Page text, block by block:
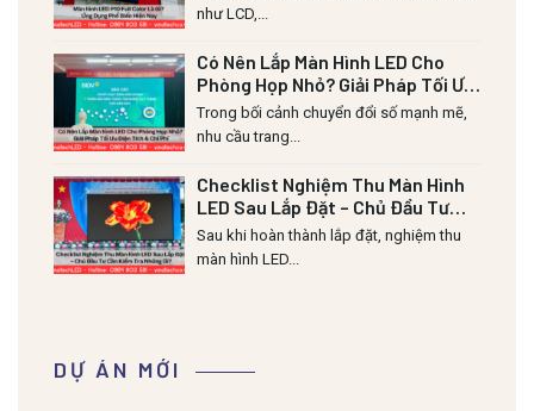
như LCD,...
Có Nên Lắp Màn Hình LED Cho
Phòng Họp Nhỏ? Giải Pháp Tối Ưu
Diện Tích & Chi Phí
Trong bối cảnh chuyển đổi số mạnh mẽ,
nhu cầu trang...
Checklist Nghiệm Thu Màn Hình
LED Sau Lắp Đặt – Chủ Đầu Tư
Cần Kiểm Tra Những Gì?
Sau khi hoàn thành lắp đặt, nghiệm thu
màn hình LED...
DỰ ÁN MỚI